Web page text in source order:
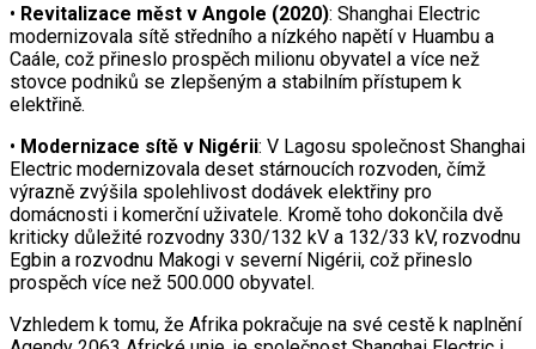
• Revitalizace měst v Angole (2020): Shanghai Electric
modernizovala sítě středního a nízkého napětí v Huambu a
Caále, což přineslo prospěch milionu obyvatel a více než
stovce podniků se zlepšeným a stabilním přístupem k
elektřině.
• Modernizace sítě v Nigérii: V Lagosu společnost Shanghai
Electric modernizovala deset stárnoucích rozvoden, čímž
výrazně zvýšila spolehlivost dodávek elektřiny pro
domácnosti i komerční uživatele. Kromě toho dokončila dvě
kriticky důležité rozvodny 330/132 kV a 132/33 kV, rozvodnu
Egbin a rozvodnu Makogi v severní Nigérii, což přineslo
prospěch více než 500.000 obyvatel.
Vzhledem k tomu, že Afrika pokračuje na své cestě k naplnění